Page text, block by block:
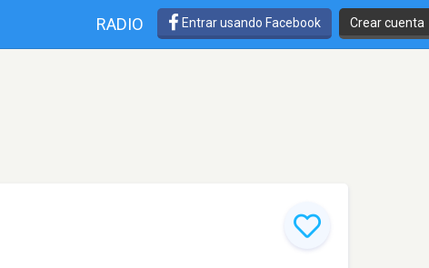
RADIO Entrar usando Facebook Crear cuenta